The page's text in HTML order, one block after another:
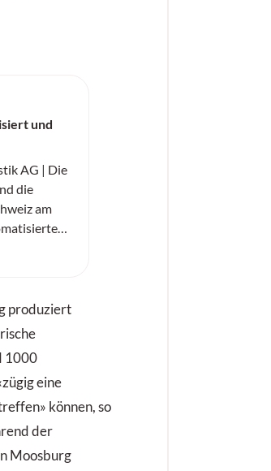
und
AG | Die
die
am
realisiert.
produziert
1000
eine
können, so
der
Moosburg